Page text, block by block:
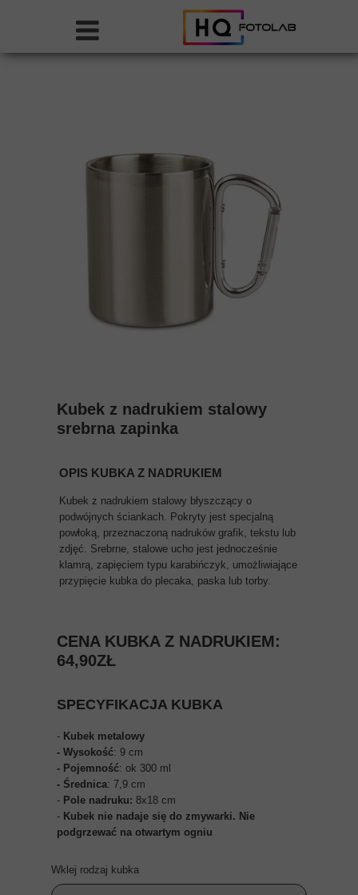
Wklej rodzaj kubka
Kubek z nadrukiem stalowy
srebrna zapinka
SPECYFIKACJA KUBKA
- Kubek metalowy
- Wysokość: 9 cm
- Pojemność: ok 300 ml
- Średnica: 7,9 cm
- Pole nadruku: 8x18 cm
- Kubek nie nadaje się do zmywarki. Nie
podgrzewać na otwartym ogniu
CENA KUBKA Z NADRUKIEM:
64,90ZŁ
OPIS KUBKA Z NADRUKIEM
Kubek z nadrukiem stalowy błyszczący o
podwójnych ściankach. Pokryty jest specjalną
powłoką, przeznaczoną nadruków grafik, tekstu lub
zdjęć. Srebrne, stalowe ucho jest jednocześnie
klamrą, zapięciem typu karabińczyk, umożliwiające
przypięcie kubka do plecaka, paska lub torby.